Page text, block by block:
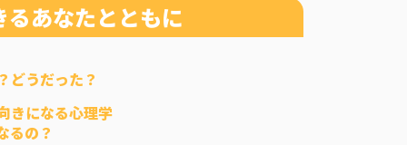
あなたとともに
どうだった？
きになる心理学
るの？